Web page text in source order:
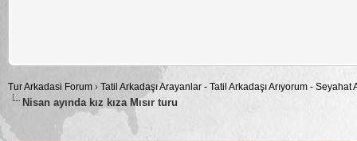
Tur Arkadasi Forum › Tatil Arkadaşı Arayanlar - Tatil Arkadaşı Arıyorum -
Nisan ayında kız kıza Mısır turu
0